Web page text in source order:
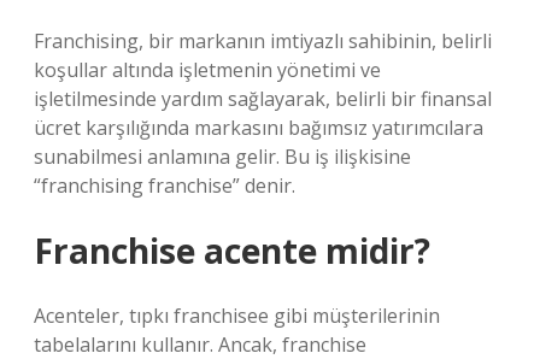
Franchising, bir markanın imtiyazlı sahibinin, belirli
koşullar altında işletmenin yönetimi ve
işletilmesinde yardım sağlayarak, belirli bir finansal
ücret karşılığında markasını bağımsız yatırımcılara
sunabilmesi anlamına gelir. Bu iş ilişkisine
“franchising franchise” denir.
Franchise acente midir?
Acenteler, tıpkı franchisee gibi müşterilerinin
tabelalarını kullanır. Ancak, franchise